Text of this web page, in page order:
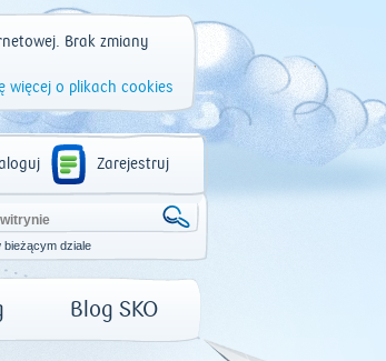
Brak zmiany
więcej o plikach cookies
Zarejestruj
bieżącym dziale
Blog SKO